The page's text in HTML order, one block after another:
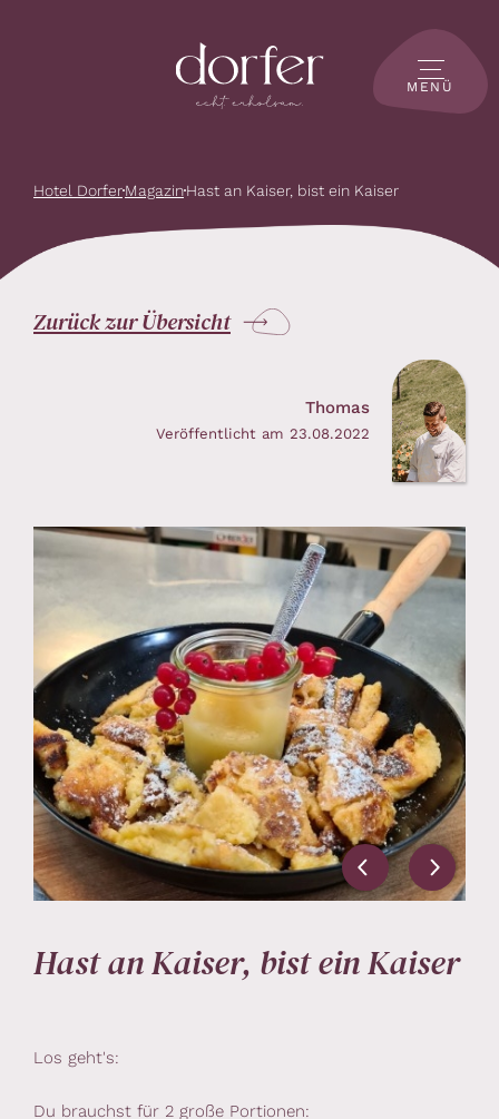
MENÜ
Hotel DorferMagazinHast an Kaiser, bist ein Kaiser
Zurück zur Übersicht
Thomas
Veröffentlicht am 23.08.2022
Hast an Kaiser, bist ein Kaiser
Los geht's:
Du brauchst für 2 große Portionen: